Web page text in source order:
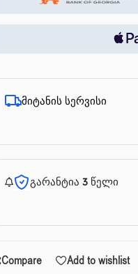
მიტანის სერვისი
გარანტია 3 წელი
Compare Add to wishlist